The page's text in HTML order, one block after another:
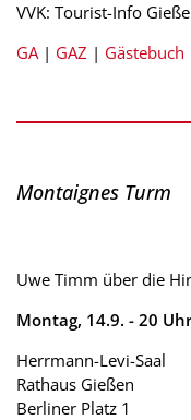
VVK: Tourist-Info
GA| GAZ | Gästebuch
Montaignes Turm
Uwe Timm über die
Montag, 14.9. - 20 Uhr
Herrmann-Levi-Saal
Rathaus Gießen
Berliner Platz 1